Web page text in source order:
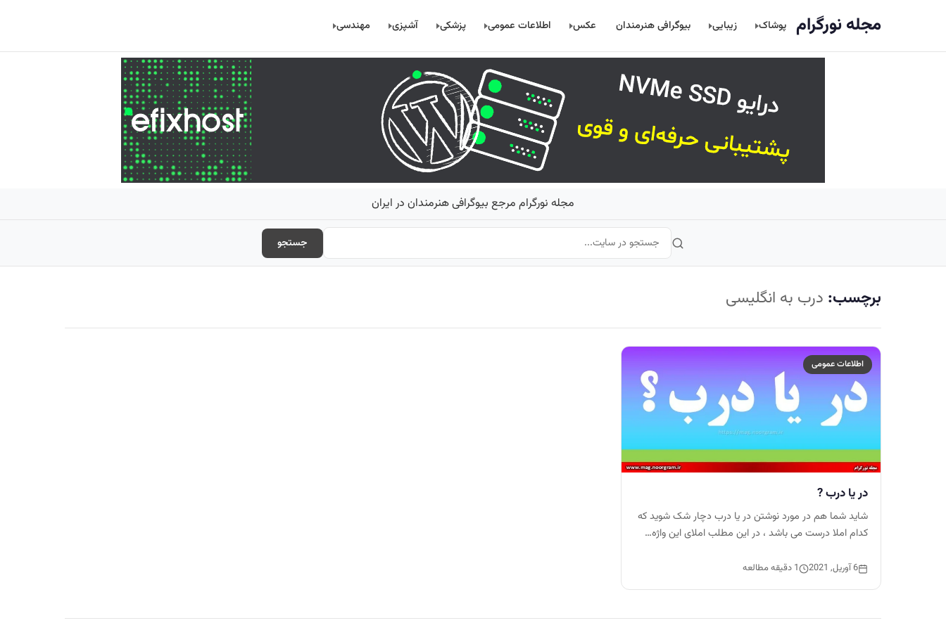
مجله نورگرام پوشاک زیبایی بیوگرافی هنرمندان عکس اطلاعات عمومی پزشکی آشپزی مهندسی
مجله نورگرام مرجع بیوگرافی هنرمندان در ایران
جستجو
برچسب: درب به انگلیسی
اطلاعات عمومی
در یا درب ?
شاید شما هم در مورد نوشتن در یا درب دچار شک شوید که
کدام املا درست می باشد ، در این مطلب املای این واژه…
6 آوریل, 2021 1 دقیقه مطالعه